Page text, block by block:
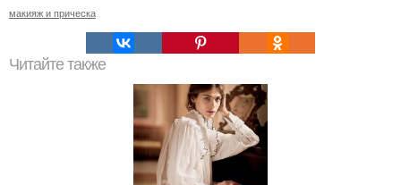
макияж и прическа
Читайте также